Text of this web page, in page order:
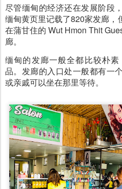
尽管缅甸的经济还在发展阶段
缅甸黄页里记载了820家发廊
在蒲甘住的 Wut Hmon Thit
廊。
缅甸的发廊一般全都比较朴
品。发廊的入口处一般都有一
或亲戚可以坐在那里等待。